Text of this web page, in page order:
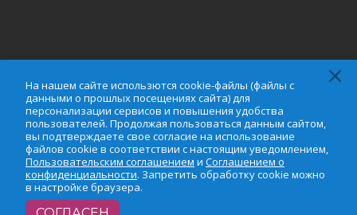
01 августа 2026
Один в поле — не воин
01 августа 2026
Пик топливного кризиса в регионе прошёл
31 июля 2026
О мужестве, долге и стойкости
31 июля 2026
На нашем сайте использются cookie-файлы (файлы с
данными о прошлых посещениях сайта) для
персонализации сервисов и повышения удобства
пользователей. Продолжая пользоваться данным
сайтом, вы подтверждаете свое согласие на
использование файлов cookie в соответствии с
На нашем сайте использются cookie-файлы (файлы с
данными о прошлых посещениях сайта) для
персонализации сервисов и повышения удобства
пользователей. Продолжая пользоваться данным сайтом,
вы подтверждаете свое согласие на использование
файлов cookie в соответствии с настоящим уведомлением,
Пользовательским соглашением и Соглашением о
конфиденциальности. Запретить обработку cookie можно
в настройке браузера.